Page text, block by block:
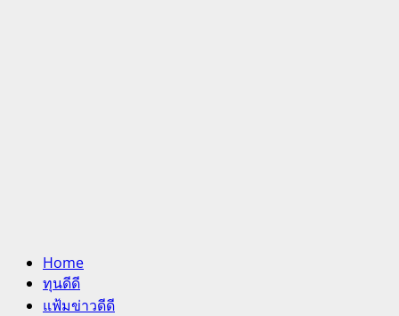
Home
ทุนดีดี
แฟ้มข่าวดีดี